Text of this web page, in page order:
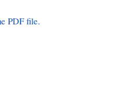
PDF file.